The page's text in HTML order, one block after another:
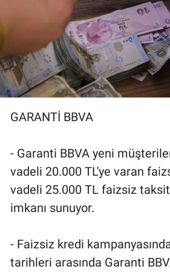
GARANTİ BBVA
- Garanti BBVA yeni
vadeli 20.000 TL'ye varan
vadeli 25.000 TL faizsiz
imkanı sunuyor.
- Faizsiz kredi
tarihleri arasında Garanti